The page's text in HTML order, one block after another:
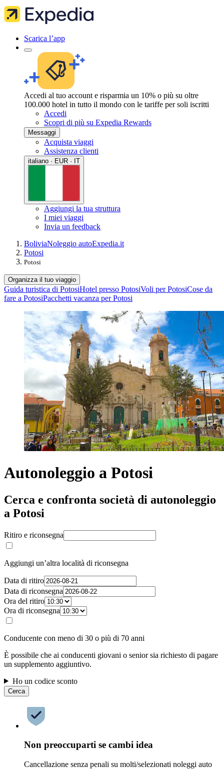
Scarica l’app
Accedi al tuo account e risparmia un 10% o più su oltre
100.000 hotel in tutto il mondo con le tariffe per soli iscritti
Accedi
Scopri di più su Expedia Rewards
Messaggi
Acquista viaggi
Assistenza clienti
italiano · EUR · IT
Aggiungi la tua struttura
I miei viaggi
Invia un feedback
BoliviaNoleggio autoExpedia.it
Potosi
Potosi
Organizza il tuo viaggio
Guida turistica di PotosiHotel presso PotosiVoli per PotosiCose da
fare a PotosiPacchetti vacanza per Potosi
Autonoleggio a Potosi
Cerca e confronta società di autonoleggio
a Potosi
Ritiro e riconsegna
Aggiungi un’altra località di riconsegna
Data di ritiro
Data di riconsegna
Ora del ritiro
Ora di riconsegna
Conducente con meno di 30 o più di 70 anni
È possibile che ai conducenti giovani o senior sia richiesto di pagare
un supplemento aggiuntivo.
Ho un codice sconto
Cerca
Non preoccuparti se cambi idea
Cancellazione senza penali su molti/selezionati noleggi auto